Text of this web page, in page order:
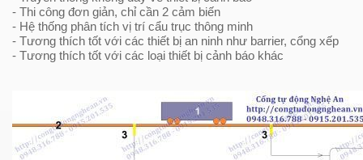
- Thi công đơn giản, chỉ cần 2 cảm biến
- Hệ thống phân tích vị trí cẩu trục thông minh
- Tương thích tốt với các thiết bị an ninh như barrier, cổng xếp
- Tương thích tốt với các loại thiết bị cảnh báo khác